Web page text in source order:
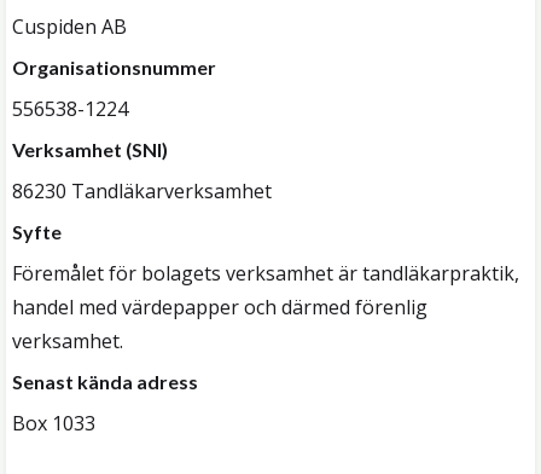
Cuspiden AB
Organisationsnummer
556538-1224
Verksamhet (SNI)
86230 Tandläkarverksamhet
Syfte
Föremålet för bolagets verksamhet är tandläkarpraktik,
handel med värdepapper och därmed förenlig
verksamhet.
Senast kända adress
Box 1033